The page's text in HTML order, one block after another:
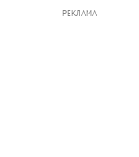
РЕКЛАМА